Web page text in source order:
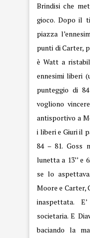
Brindisi che
gioco. Dopo il
piazza
punti di Carter,
è Watt a
ennesimi liberi
punteggio di
vogliono
antisportivo a
i liberi e Giuri il
84 – 81. Goss
lunetta a 13’’ e
se lo
Moore e Carter,
inaspettata.
societaria. E
baciando la